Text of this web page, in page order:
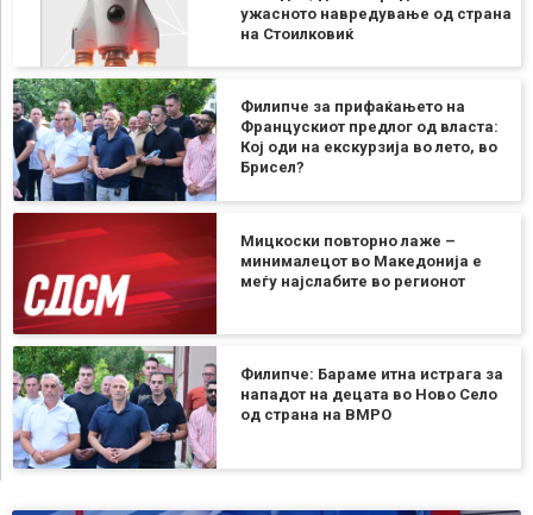
ужасното навредување од страна
на Стоилковиќ
Филипче за прифаќањето на
Францускиот предлог од власта:
Кој оди на екскурзија во лето, во
Брисел?
Мицкоски повторно лаже –
минималецот во Македонија е
меѓу најслабите во регионот
Филипче: Бараме итна истрага за
нападот на децата во Ново Село
од страна на ВМРО